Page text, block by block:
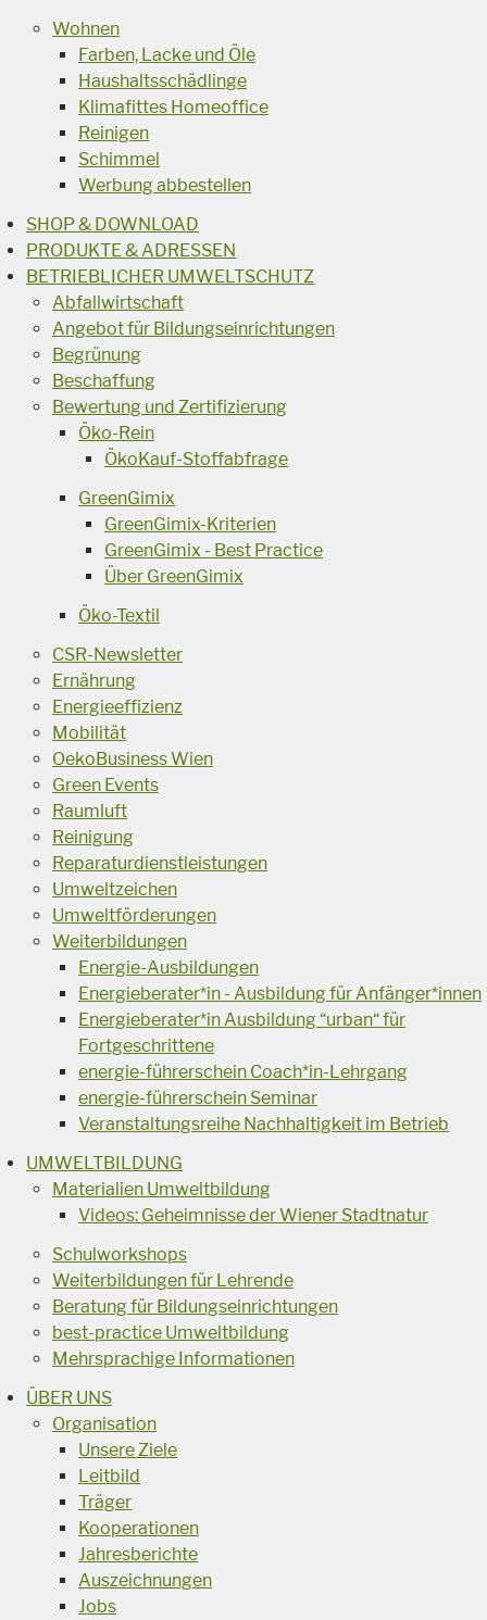
Wohnen
Farben, Lacke und Öle
Haushaltsschädlinge
Klimafittes Homeoffice
Reinigen
Schimmel
Werbung abbestellen
SHOP & DOWNLOAD
PRODUKTE & ADRESSEN
BETRIEBLICHER UMWELTSCHUTZ
Abfallwirtschaft
Angebot für Bildungseinrichtungen
Begrünung
Beschaffung
Bewertung und Zertifizierung
Öko-Rein
ÖkoKauf-Stoffabfrage
GreenGimix
GreenGimix-Kriterien
GreenGimix - Best Practice
Über GreenGimix
Öko-Textil
CSR-Newsletter
Ernährung
Energieeffizienz
Mobilität
OekoBusiness Wien
Green Events
Raumluft
Reinigung
Reparaturdienstleistungen
Umweltzeichen
Umweltförderungen
Weiterbildungen
Energie-Ausbildungen
Energieberater*in - Ausbildung für Anfänger*innen
Energieberater*in Ausbildung “urban“ für
Fortgeschrittene
energie-führerschein Coach*in-Lehrgang
energie-führerschein Seminar
Veranstaltungsreihe Nachhaltigkeit im Betrieb
UMWELTBILDUNG
Materialien Umweltbildung
Videos: Geheimnisse der Wiener Stadtnatur
Schulworkshops
Weiterbildungen für Lehrende
Beratung für Bildungseinrichtungen
best-practice Umweltbildung
Mehrsprachige Informationen
ÜBER UNS
Organisation
Unsere Ziele
Leitbild
Träger
Kooperationen
Jahresberichte
Auszeichnungen
Jobs